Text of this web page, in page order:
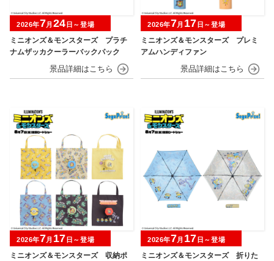
ミニオンズ＆モンスターズ プラチ
ナムザッカクーラーバックパック
2026年7月 24 日～登場
ミニオンズ＆モンスターズ プレミ
アムハンディファン
2026年7月 17 日～登場
ミニオンズ＆モンスターズ 収納ポ
2026年7月 17 日～登場
ミニオンズ＆モンスターズ 折りた
2026年7月 17 日～登場